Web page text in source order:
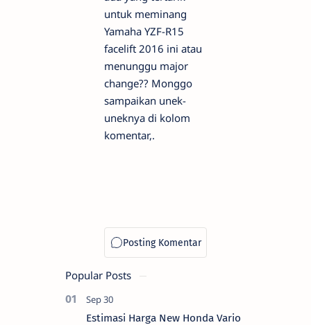
untuk meminang
Yamaha YZF-R15
facelift 2016 ini atau
menunggu major
change?? Monggo
sampaikan unek-
uneknya di kolom
komentar,.
Popular Posts
Estimasi Harga New Honda Vario